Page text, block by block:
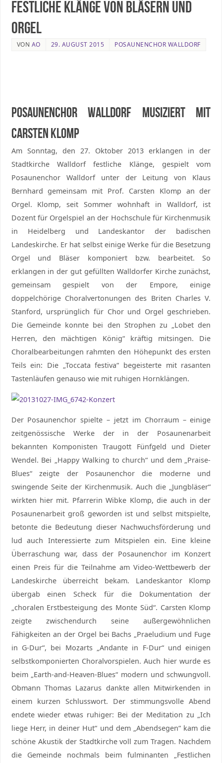
Festliche Klänge von Bläsern und
Orgel
VON AO 29. AUGUST 2015 POSAUNENCHOR WALLDORF
Posaunenchor Walldorf musiziert mit
Carsten Klomp
Am Sonntag, den 27. Oktober 2013 erklangen in der
Stadtkirche Walldorf festliche Klänge, gespielt vom
Posaunenchor Walldorf unter der Leitung von Klaus
Bernhard gemeinsam mit Prof. Carsten Klomp an der
Orgel. Klomp, seit Sommer wohnhaft in Walldorf, ist
Dozent für Orgelspiel an der Hochschule für Kirchenmusik
in Heidelberg und Landeskantor der badischen
Landeskirche. Er hat selbst einige Werke für die Besetzung
Orgel und Bläser komponiert bzw. bearbeitet. So
erklangen in der gut gefüllten Walldorfer Kirche zunächst,
gemeinsam gespielt von der Empore, einige
doppelchörige Choralvertonungen des Briten Charles V.
Stanford, ursprünglich für Chor und Orgel geschrieben.
Die Gemeinde konnte bei den Strophen zu „Lobet den
Herren, den mächtigen König“ kräftig mitsingen. Die
Choralbearbeitungen rahmten den Höhepunkt des ersten
Teils ein: Die „Toccata festiva“ begeisterte mit rasanten
Tastenläufen genauso wie mit ruhigen Hornklängen.
Der Posaunenchor spielte – jetzt im Chorraum – einige
zeitgenössische Werke der in der Posaunenarbeit
bekannten Komponisten Traugott Fünfgeld und Dieter
Wendel. Bei „Happy Walking to church“ und dem „Praise-
Blues“ zeigte der Posaunenchor die moderne und
swingende Seite der Kirchenmusik. Auch die „Jungbläser“
wirkten hier mit. Pfarrerin Wibke Klomp, die auch in der
Posaunenarbeit groß geworden ist und selbst mitspielte,
betonte die Bedeutung dieser Nachwuchsförderung und
lud auch Interessierte zum Mitspielen ein. Eine kleine
Überraschung war, dass der Posaunenchor im Konzert
einen Preis für die Teilnahme am Video-Wettbewerb der
Landeskirche überreicht bekam. Landeskantor Klomp
übergab einen Scheck für die Dokumentation der
„choralen Erstbesteigung des Monte Süd“. Carsten Klomp
zeigte zwischendurch seine außergewöhnlichen
Fähigkeiten an der Orgel bei Bachs „Praeludium und Fuge
in G-Dur“, bei Mozarts „Andante in F-Dur“ und einigen
selbstkomponierten Choralvorspielen. Auch hier wurde es
beim „Earth-and-Heaven-Blues“ modern und schwungvoll.
Obmann Thomas Lazarus dankte allen Mitwirkenden in
einem kurzen Schlusswort. Der stimmungsvolle Abend
endete wieder etwas ruhiger: Bei der Meditation zu „Ich
liege Herr, in deiner Hut“ und dem „Abendsegen“ kam die
schöne Akustik der Stadtkirche voll zum Tragen. Nachdem
die Gemeinde nochmals beim fulminanten „Festlichen